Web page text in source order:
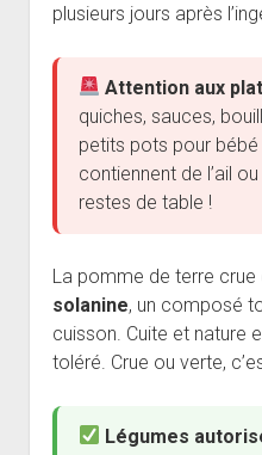
plusieurs jours après
Attention aux
quiches, sauces,
petits pots pour
contiennent de l’ail
restes de table !
La pomme de terre crue
solanine, un composé
cuisson. Cuite et nature
toléré. Crue ou verte,
Légumes